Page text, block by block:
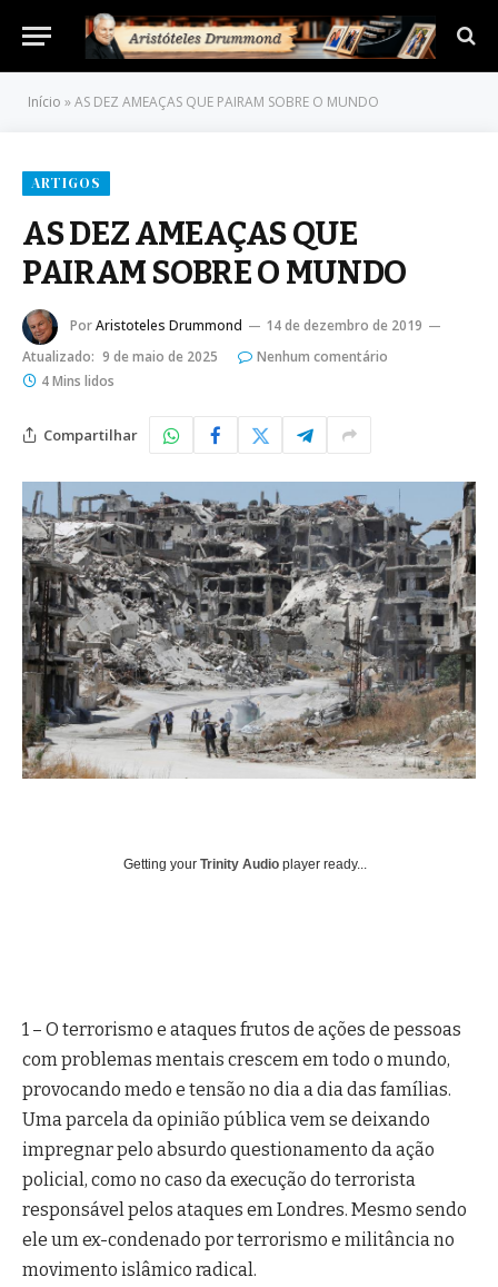
Início »AS DEZ AMEAÇAS QUE PAIRAM SOBRE O MUNDO
ARTIGOS
AS DEZ AMEAÇAS QUE
PAIRAM SOBRE O MUNDO
PorAristoteles Drummond
14 de dezembro de 2019
Atualizado: 9 de maio de 2025
Nenhum comentário
4 Mins lidos
Compartilhar
Getting your Trinity Audio player ready...
1 – O terrorismo e ataques frutos de ações de pessoas
com problemas mentais crescem em todo o mundo,
provocando medo e tensão no dia a dia das famílias.
Uma parcela da opinião pública vem se deixando
impregnar pelo absurdo questionamento da ação
policial, como no caso da execução do terrorista
responsável pelos ataques em Londres. Mesmo sendo
ele um ex-condenado por terrorismo e militância no
movimento islâmico radical.